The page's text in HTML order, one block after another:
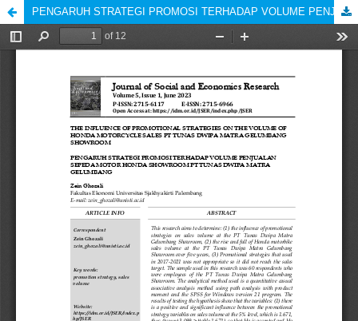
PENGARUH STRATEGI PROMOSI TERHADAP VOLUME PENJUALAN SEPEDA MOTOR HONDA SHOWROOM PT TUNAS DWIPA MATRA GELUMBANG